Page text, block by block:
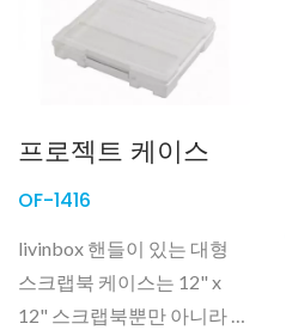
프로젝트 케이스
OF-1416
livinbox 핸들이 있는 대형
스크랩북 케이스는 12" x
12" 스크랩북뿐만 아니라 다